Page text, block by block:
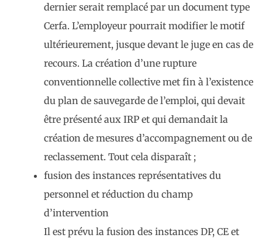
dernier serait remplacé par un document type
Cerfa. L’employeur pourrait modifier le motif
ultérieurement, jusque devant le juge en cas de
recours. La création d’une rupture
conventionnelle collective met fin à l’existence
du plan de sauvegarde de l’emploi, qui devait
être présenté aux IRP et qui demandait la
création de mesures d’accompagnement ou de
reclassement. Tout cela disparaît ;
fusion des instances représentatives du
personnel et réduction du champ
d’intervention
Il est prévu la fusion des instances DP, CE et